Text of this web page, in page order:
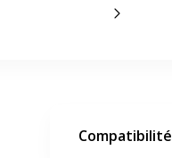
Slide
Compatibilité